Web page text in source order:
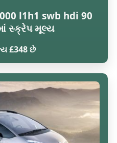
l1h1 swb hdi 90
સ્ક્રેપ મૂલ્ય
£348 છે